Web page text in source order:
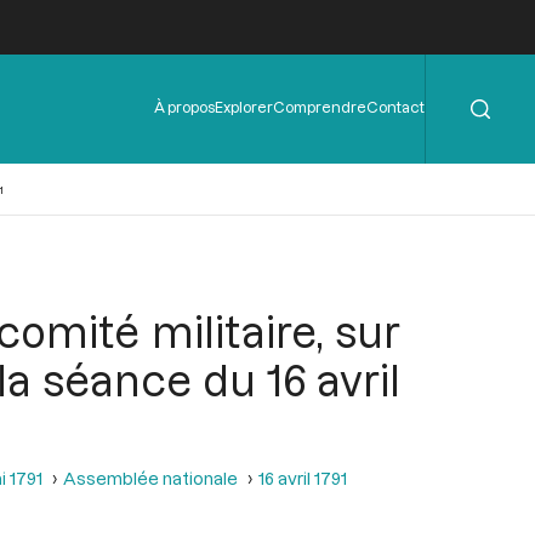
Menu
de
À proposExplorerComprendreContact
militaire, sur
séance du 16 avril
1791 Assemblée nationale
16 avril 1791